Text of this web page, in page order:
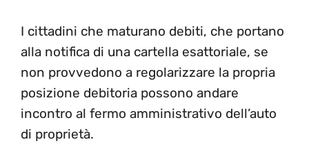
I cittadini che maturano debiti, che portano
alla notifica di una cartella esattoriale, se
non provvedono a regolarizzare la propria
posizione debitoria possono andare
incontro al fermo amministrativo dell’auto
di proprietà.